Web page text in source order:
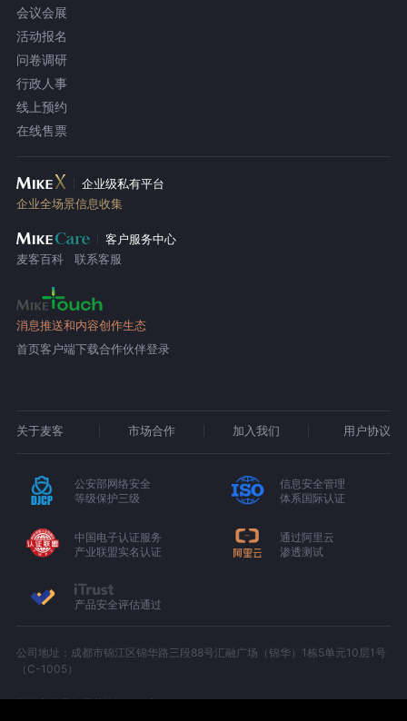
会议会展
活动报名
问卷调研
行政人事
线上预约
在线售票
企业级私有平台
企业全场景信息收集
客户服务中心
麦客百科
联系客服
消息推送和内容创作生态
首页客户端下载合作伙伴登录
关于麦客 市场合作 加入我们 用户协议
公安部网络安全
等级保护三级
信息安全管理
体系国际认证
中国电子认证服务
产业联盟实名认证
通过阿里云
渗透测试
产品安全评估通过
公司地址：成都市锦江区锦华路三段88号汇融广场（锦华）1栋5单元10层1号
（C-1005）
增值电信业务经营许可证：京B2-20180674